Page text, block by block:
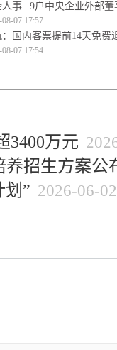
人事 | 9户中央企业外部
08-07 17:57
：国内客票提前14天免费
08-07 17:54
3400万元
养招生方案公
划” 2026-06-02